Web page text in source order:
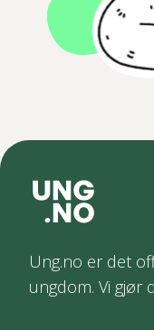
Ung.no er det
ungdom. Vi gjør